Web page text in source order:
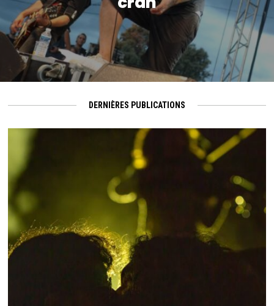
DERNIÈRES PUBLICATIONS